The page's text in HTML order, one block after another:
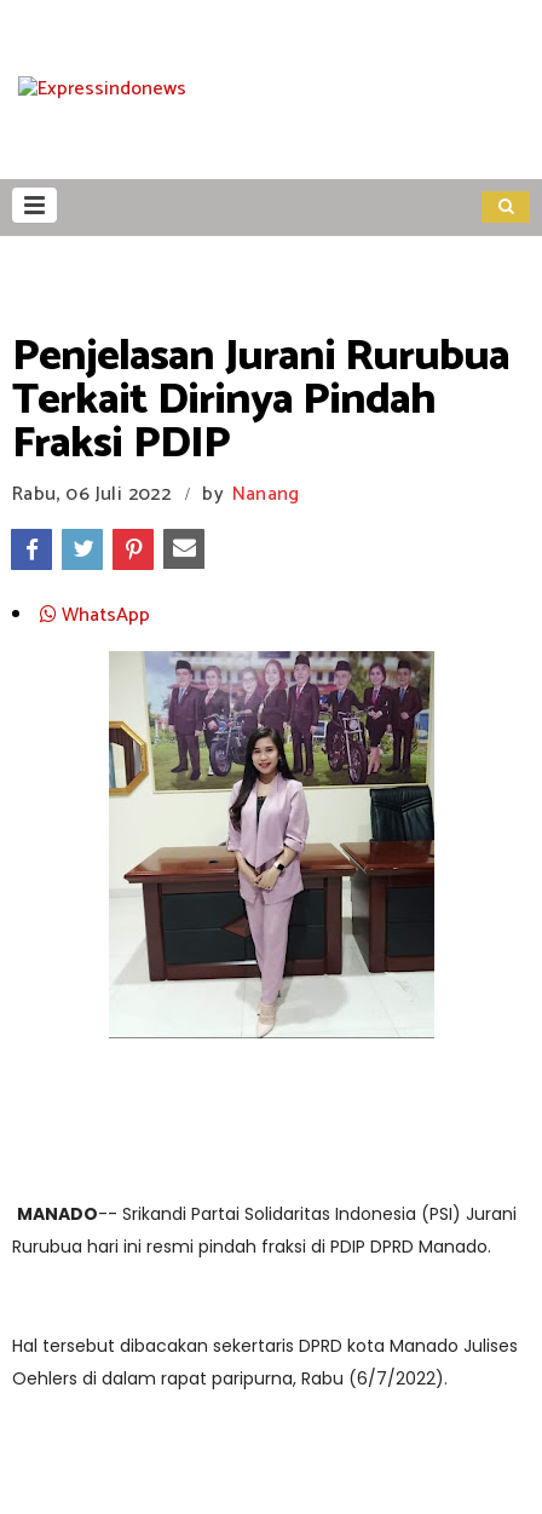
Penjelasan Jurani Rurubua
Terkait Dirinya Pindah
Fraksi PDIP
Rabu, 06 Juli 2022 / by Nanang
WhatsApp
MANADO-- Srikandi Partai Solidaritas Indonesia (PSI) Jurani
Rurubua hari ini resmi pindah fraksi di PDIP DPRD Manado.
Hal tersebut dibacakan sekertaris DPRD kota Manado Julises
Oehlers di dalam rapat paripurna, Rabu (6/7/2022).